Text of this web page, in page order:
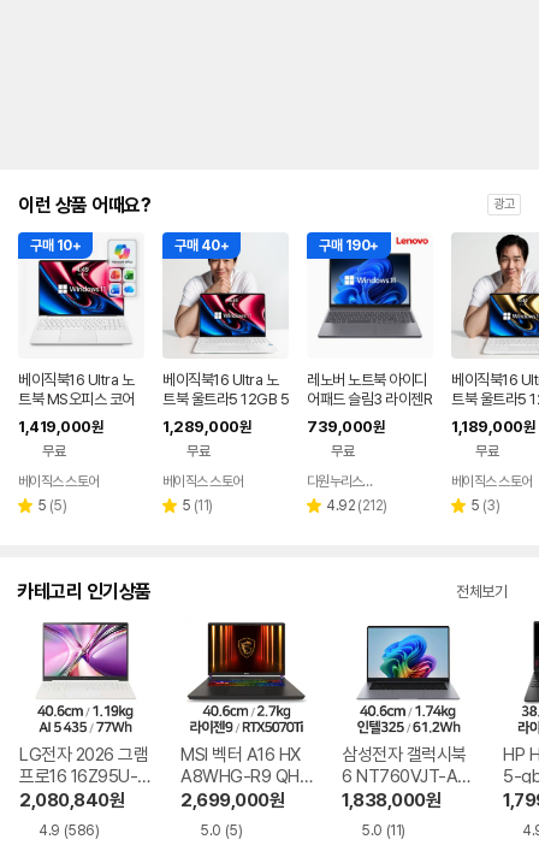
이런 상품 어때요? 광고
구매 10+
베이직북16 Ultra 노
트북 MS오피스 코어
울트라5 사무용 업무
용 게이밍
1,419,000원
무료
베이직스 스토어
별 5 리
(5)
구매 40+
베이직북16 Ultra 노
트북 울트라5 12GB 5
12GB 윈도우11 사무
용 업무용 게이밍
1,289,000원
무료
베이직스 스토어
별 5 리
(11)
구매 190+
레노버 노트북 아이디
어패드 슬림3 라이젠R
5 8GB 256GB 윈도
우11
739,000원
무료
페이
다원누리스토어
별 4.92 리
(212)
베이직북16
트북 울트라5
56GB 윈도우
용 업무용 게이
1,189,000원
무료
베이직스 스토어
별 5 리
(3)
카테고리 인기상품 전체보기
LG전자 2026 그램
프로16 16Z95U-G
S5WK
2,080,840원
4.9 (586)
MSI 벡터 A16 HX
A8WHG-R9 QHD
+
2,699,000원
5.0 (5)
삼성전자 갤럭시북
6 NT760VJT-A51
A
1,838,000원
5.0 (11)
HP
5-